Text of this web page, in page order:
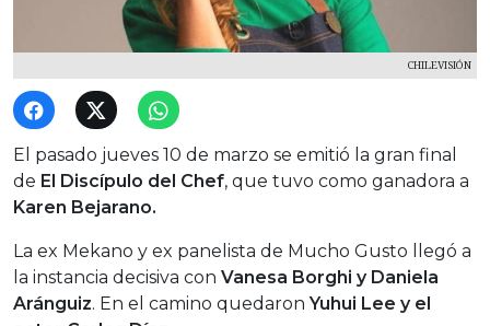
CHILEVISIÓN
El pasado jueves 10 de marzo se emitió la gran final
de El Discípulo del Chef, que tuvo como ganadora a
Karen Bejarano.
La ex Mekano y ex panelista de Mucho Gusto llegó a
la instancia decisiva con Vanesa Borghi y Daniela
Aránguiz. En el camino quedaronYuhui Lee y el